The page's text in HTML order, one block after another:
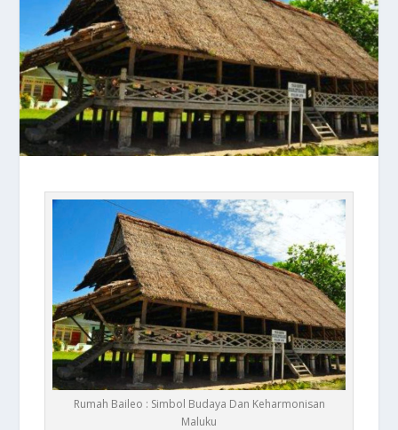
Rumah Baileo : Simbol Budaya Dan Keharmonisan
Maluku